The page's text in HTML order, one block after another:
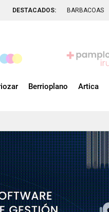
DESTACADOS: BARBACOAS
Berrioplano Artica